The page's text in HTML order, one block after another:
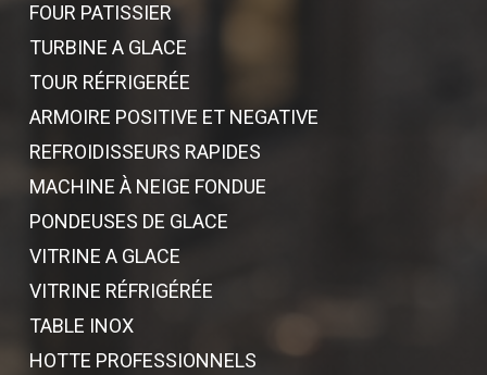
FOUR PATISSIER
TURBINE A GLACE
TOUR RÉFRIGERÉE
ARMOIRE POSITIVE ET NEGATIVE
REFROIDISSEURS RAPIDES
MACHINE À NEIGE FONDUE
PONDEUSES DE GLACE
VITRINE A GLACE
VITRINE RÉFRIGÉRÉE
TABLE INOX
HOTTE PROFESSIONNELS